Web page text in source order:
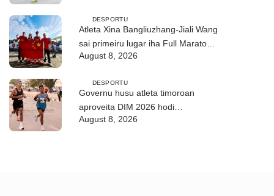
DESPORTU
Atleta Xina Bangliuzhang-Jiali Wang
sai primeiru lugar iha Full Maratona
42Km
August 8, 2026
DESPORTU
Governu husu atleta timoroan
aproveita DIM 2026 hodi
dezenvolve kapasidade
August 8, 2026